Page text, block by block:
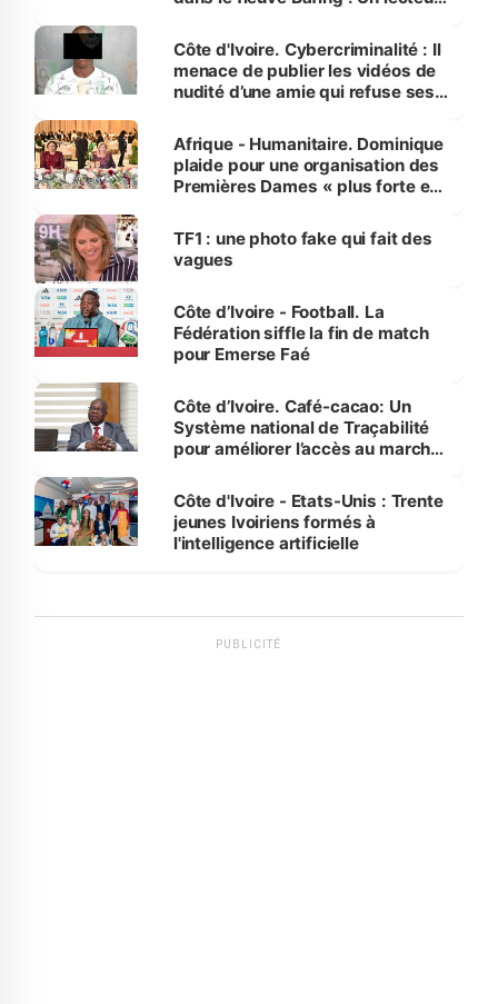
des Transports
Côte d'Ivoire. Cybercriminalité : Il
menace de publier les vidéos de
nudité d’une amie qui refuse ses
Afrique - Humanitaire. Dominique
plaide pour une organisation des
Premières Dames « plus forte et
sur la scène internationale »
TF1 : une photo fake qui fait des
vagues
Côte d’Ivoire - Football. La
Fédération siffle la fin de match
pour Emerse Faé
Côte d’Ivoire. Café-cacao: Un
Système national de Traçabilité
pour améliorer l’accès au marché
Côte d'Ivoire - Etats-Unis : Trente
jeunes Ivoiriens formés à
l'intelligence artificielle
PUBLICITÉ